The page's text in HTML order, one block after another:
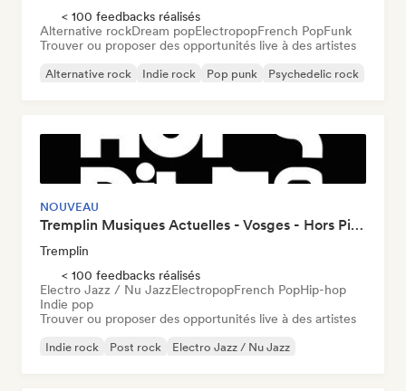
< 100 feedbacks réalisés
Alternative rockDream popElectropopFrench PopFunk
Trouver ou proposer des opportunités live à des artistes
Alternative rock Indie rock Pop punk
Psychedelic rock
NOUVEAU
Tremplin Musiques Actuelles - Vosges - Hors Piste x Groover
Tremplin
< 100 feedbacks réalisés
Electro Jazz / Nu JazzElectropopFrench PopHip-hop
Indie pop
Trouver ou proposer des opportunités live à des artistes
Indie rock Post rock
Electro Jazz / Nu Jazz